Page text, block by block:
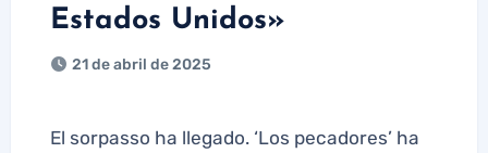
Estados Unidos»
21 de abril de 2025
El sorpasso ha llegado. ‘Los pecadores’ ha